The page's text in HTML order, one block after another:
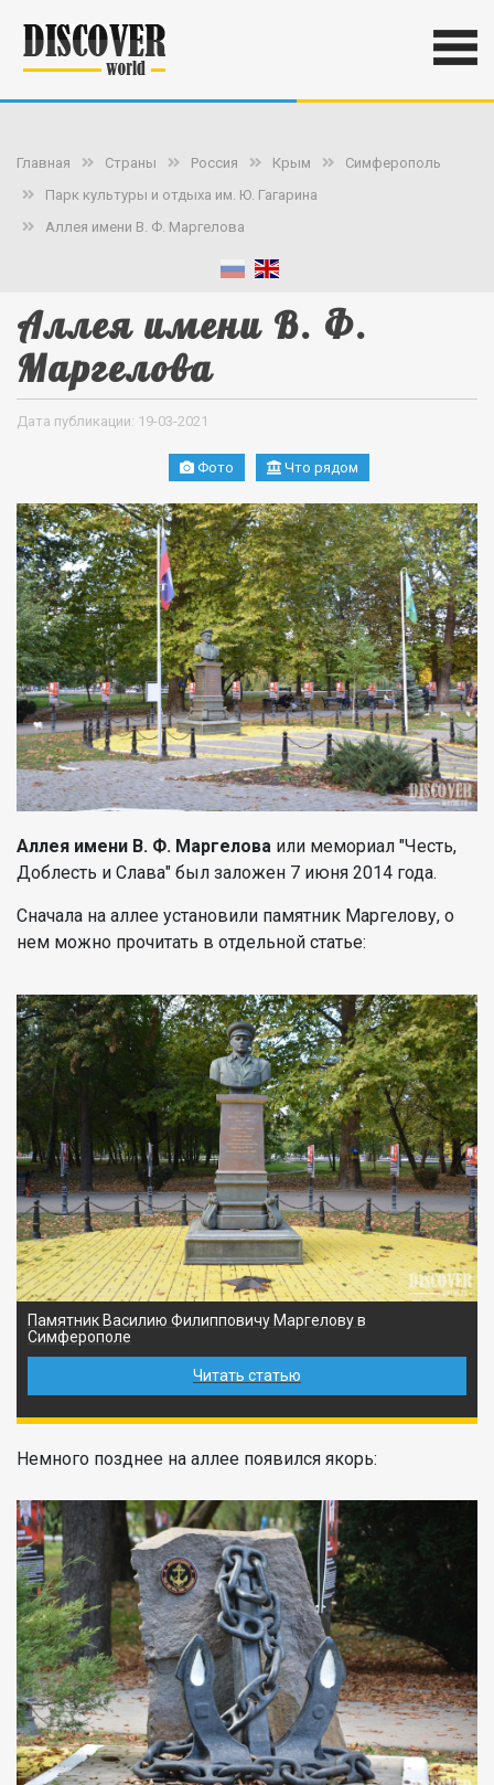
Главная Страны Россия Крым
Симферополь
Парк культуры и отдыха им. Ю. Гагарина
Аллея имени В. Ф. Маргелова
Аллея имени В. Ф.
Маргелова
Дата публикации: 19-03-2021
Фото Что рядом
Аллея имени В. Ф. Маргелова или мемориал "Честь,
Доблесть и Слава" был заложен 7 июня 2014 года.
Сначала на аллее установили памятник Маргелову, о
нем можно прочитать в отдельной статье:
Памятник Василию Филипповичу Маргелову в
Симферополе
Читать статью
Немного позднее на аллее появился якорь: